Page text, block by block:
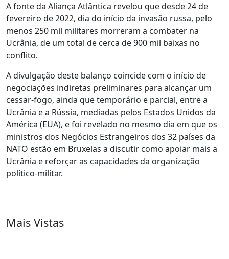
A fonte da Aliança Atlântica revelou que desde 24 de
fevereiro de 2022, dia do início da invasão russa, pelo
menos 250 mil militares morreram a combater na
Ucrânia, de um total de cerca de 900 mil baixas no
conflito.
A divulgação deste balanço coincide com o início de
negociações indiretas preliminares para alcançar um
cessar-fogo, ainda que temporário e parcial, entre a
Ucrânia e a Rússia, mediadas pelos Estados Unidos da
América (EUA), e foi revelado no mesmo dia em que os
ministros dos Negócios Estrangeiros dos 32 países da
NATO estão em Bruxelas a discutir como apoiar mais a
Ucrânia e reforçar as capacidades da organização
político-militar.
Mais Vistas